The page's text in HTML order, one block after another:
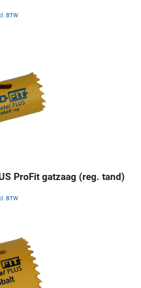
BTW
ProFit gatzaag (reg. tand)
BTW